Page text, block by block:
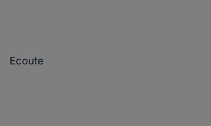
Ecoute